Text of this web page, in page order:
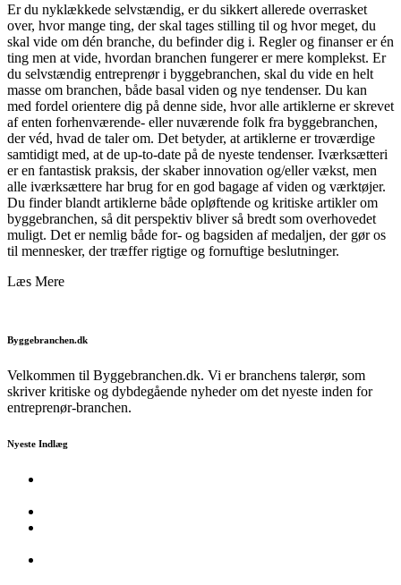
Er du nyklækkede selvstændig, er du sikkert allerede overrasket
over, hvor mange ting, der skal tages stilling til og hvor meget, du
skal vide om dén branche, du befinder dig i. Regler og finanser er én
ting men at vide, hvordan branchen fungerer er mere komplekst. Er
du selvstændig entreprenør i byggebranchen, skal du vide en helt
masse om branchen, både basal viden og nye tendenser. Du kan
med fordel orientere dig på denne side, hvor alle artiklerne er skrevet
af enten forhenværende- eller nuværende folk fra byggebranchen,
der véd, hvad de taler om. Det betyder, at artiklerne er troværdige
samtidigt med, at de up-to-date på de nyeste tendenser. Iværksætteri
er en fantastisk praksis, der skaber innovation og/eller vækst, men
alle iværksættere har brug for en god bagage af viden og værktøjer.
Du finder blandt artiklerne både opløftende og kritiske artikler om
byggebranchen, så dit perspektiv bliver så bredt som overhovedet
muligt. Det er nemlig både for- og bagsiden af medaljen, der gør os
til mennesker, der træffer rigtige og fornuftige beslutninger.
Læs Mere
Byggebranchen.dk
Velkommen til Byggebranchen.dk. Vi er branchens talerør, som
skriver kritiske og dybdegående nyheder om det nyeste inden for
entreprenør-branchen.
Nyeste Indlæg